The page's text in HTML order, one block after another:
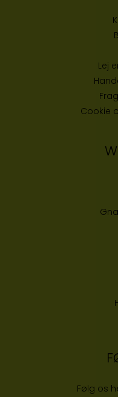
Lej
Cookie
Følg os